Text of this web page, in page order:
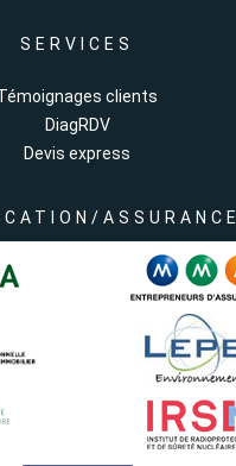
SERVICES
clients
DiagRDV
Devis express
ASSURANCE